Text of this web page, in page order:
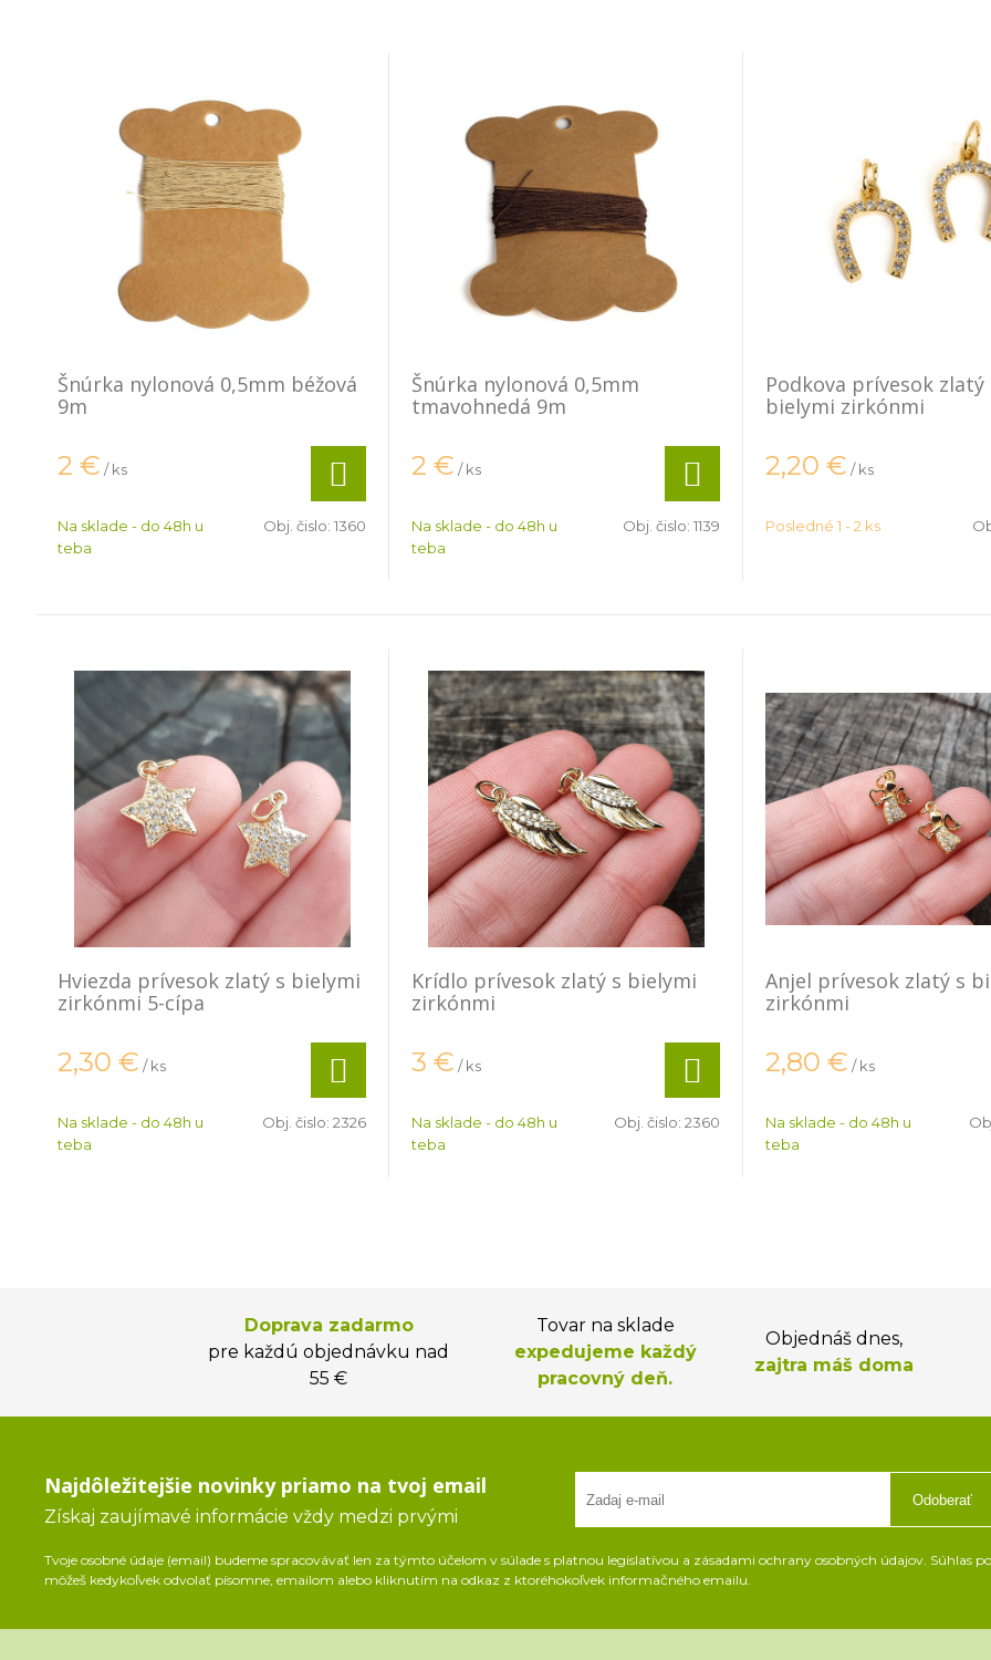
Šnúrka nylonová 0,5mm béžová
9m
2 € / ks
Na sklade - do 48h u
teba
Obj. čislo: 1360
Šnúrka nylonová 0,5mm
tmavohnedá 9m
2 € / ks
Na sklade - do 48h u
teba
Obj. čislo: 1139
Podkova prívesok zlatý
bielymi zirkónmi
2,20 € / ks
Posledné 1 - 2 ks
Hviezda prívesok zlatý s bielymi
zirkónmi 5-cípa
2,30 € / ks
Na sklade - do 48h u
teba
Obj. čislo: 2326
Krídlo prívesok zlatý s bielymi
zirkónmi
3 € / ks
Na sklade - do 48h u
teba
Obj. čislo: 2360
Anjel prívesok zlatý s
zirkónmi
2,80 € / ks
Na sklade - do 48h u
teba
Doprava zadarmo
pre každú objednávku nad
55 €
Tovar na sklade
expedujeme každý
pracovný deň.
Objednáš dnes,
zajtra máš doma
Najdôležitejšie novinky priamo na tvoj email
Získaj zaujímavé informácie vždy medzi prvými
Odoberať
Tvoje osobné údaje (email) budeme spracovávať len za týmto účelom v súlade s platnou legislatívou a zásadami ochrany osobných údajov. Súhlas
môžeš kedykoľvek odvolať písomne, emailom alebo kliknutím na odkaz z ktoréhokoľvek informačného emailu.